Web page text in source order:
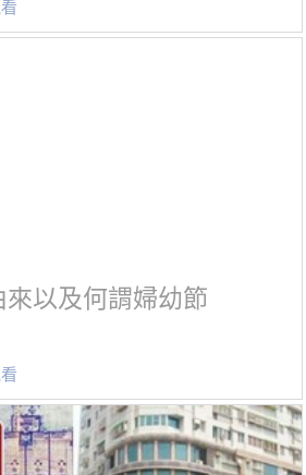
以及何謂婦幼節